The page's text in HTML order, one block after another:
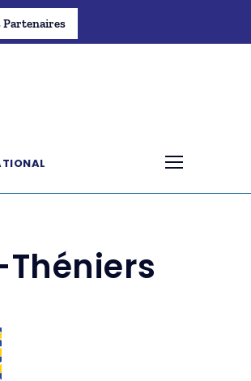
Partenaires